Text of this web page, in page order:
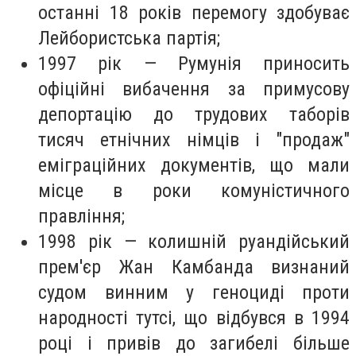
останні 18 років перемогу здобуває
Лейбористська партія;
1997 рік — Румунія приносить
офіційні вибачення за примусову
депортацію до трудових таборів
тисяч етнічних німців і "продаж"
еміграційних документів, що мали
місце в роки комуністичного
правління;
1998 рік — колишній руандійський
прем'єр Жан Камбанда визнаний
судом винним у геноциді проти
народності тутсі, що відбувся в 1994
році і привів до загибелі більше